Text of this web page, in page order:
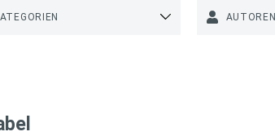
AUTOREN